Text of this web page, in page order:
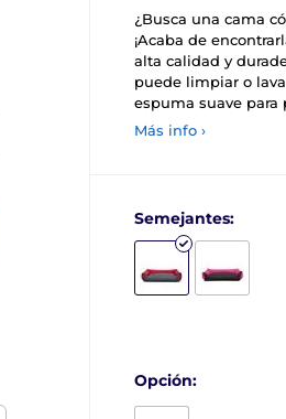
¿Busca una cama
¡Acaba de
alta calidad y
puede limpiar o
espuma suave para
Más info ›
Semejantes:
Opción: